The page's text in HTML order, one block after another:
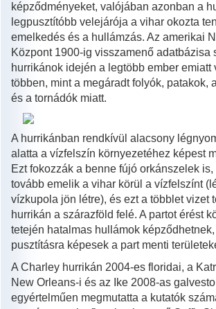
képződményeket, valójában azonban a
legpusztítóbb velejárója a vihar okozta
emelkedés és a hullámzás. Az amerikai
Központ 1900-ig visszamenő adatbázisa
hurrikánok idején a legtöbb ember emiatt
többen, mint a megáradt folyók, patakok,
és a tornádók miatt.
A hurrikánban rendkívül alacsony
alatta a vízfelszín környezetéhez képest
Ezt fokozzák a benne fújó orkánszelek
tovább emelik a vihar körül a vízfelszínt
vízkupola jön létre), és ezt a többlet vizet
hurrikán a szárazföld felé. A partot érést
tetején hatalmas hullámok
pusztításra képesek a part menti
A Charley hurrikán 2004-es floridai, a
New Orleans-i és az Ike 2008-as
egyértelműen megmutatta a kutatók